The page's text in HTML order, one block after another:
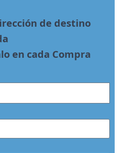
de destino
en cada Compra